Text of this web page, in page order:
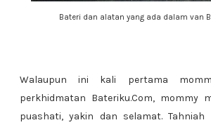
Bateri dan alatan yang ada dalam van
Walaupun ini kali pertama
perkhidmatan Bateriku.Com, mommy
puashati, yakin dan selamat. Tahniah